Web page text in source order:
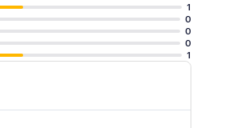
1
0
0
0
1